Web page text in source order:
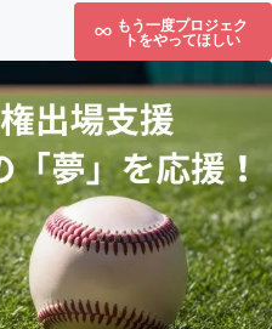
もう一度プロジェク
トをやってほしい